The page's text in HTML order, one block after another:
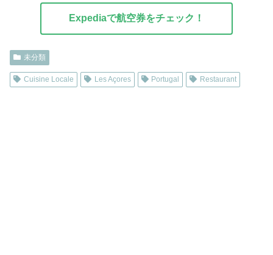
Expediaで航空券をチェック！
未分類
Cuisine Locale Les Açores Portugal Restaurant